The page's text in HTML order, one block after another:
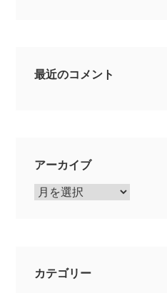
最近のコメント
アーカイブ
ア
カテゴリー